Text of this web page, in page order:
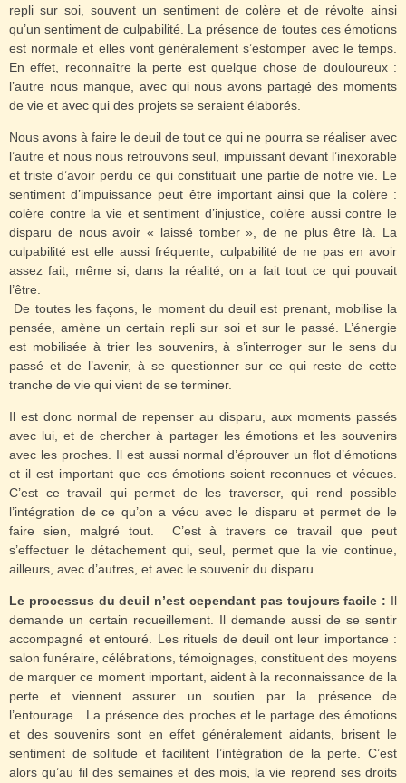
repli sur soi, souvent un sentiment de colère et de révolte ainsi
qu’un sentiment de culpabilité. La présence de toutes ces émotions
est normale et elles vont généralement s’estomper avec le temps.
En effet, reconnaître la perte est quelque chose de douloureux :
l’autre nous manque, avec qui nous avons partagé des moments
de vie et avec qui des projets se seraient élaborés.
Nous avons à faire le deuil de tout ce qui ne pourra se réaliser avec
l’autre et nous nous retrouvons seul, impuissant devant l’inexorable
et triste d’avoir perdu ce qui constituait une partie de notre vie. Le
sentiment d’impuissance peut être important ainsi que la colère :
colère contre la vie et sentiment d’injustice, colère aussi contre le
disparu de nous avoir « laissé tomber », de ne plus être là. La
culpabilité est elle aussi fréquente, culpabilité de ne pas en avoir
assez fait, même si, dans la réalité, on a fait tout ce qui pouvait
l’être.
De toutes les façons, le moment du deuil est prenant, mobilise la
pensée, amène un certain repli sur soi et sur le passé. L’énergie
est mobilisée à trier les souvenirs, à s’interroger sur le sens du
passé et de l’avenir, à se questionner sur ce qui reste de cette
tranche de vie qui vient de se terminer.
Il est donc normal de repenser au disparu, aux moments passés
avec lui, et de chercher à partager les émotions et les souvenirs
avec les proches. Il est aussi normal d’éprouver un flot d’émotions
et il est important que ces émotions soient reconnues et vécues.
C’est ce travail qui permet de les traverser, qui rend possible
l’intégration de ce qu’on a vécu avec le disparu et permet de le
faire sien, malgré tout. C’est à travers ce travail que peut
s’effectuer le détachement qui, seul, permet que la vie continue,
ailleurs, avec d’autres, et avec le souvenir du disparu.
Le processus du deuil n’est cependant pas toujours facile : Il
demande un certain recueillement. Il demande aussi de se sentir
accompagné et entouré. Les rituels de deuil ont leur importance :
salon funéraire, célébrations, témoignages, constituent des moyens
de marquer ce moment important, aident à la reconnaissance de la
perte et viennent assurer un soutien par la présence de
l’entourage. La présence des proches et le partage des émotions
et des souvenirs sont en effet généralement aidants, brisent le
sentiment de solitude et facilitent l’intégration de la perte. C’est
alors qu’au fil des semaines et des mois, la vie reprend ses droits